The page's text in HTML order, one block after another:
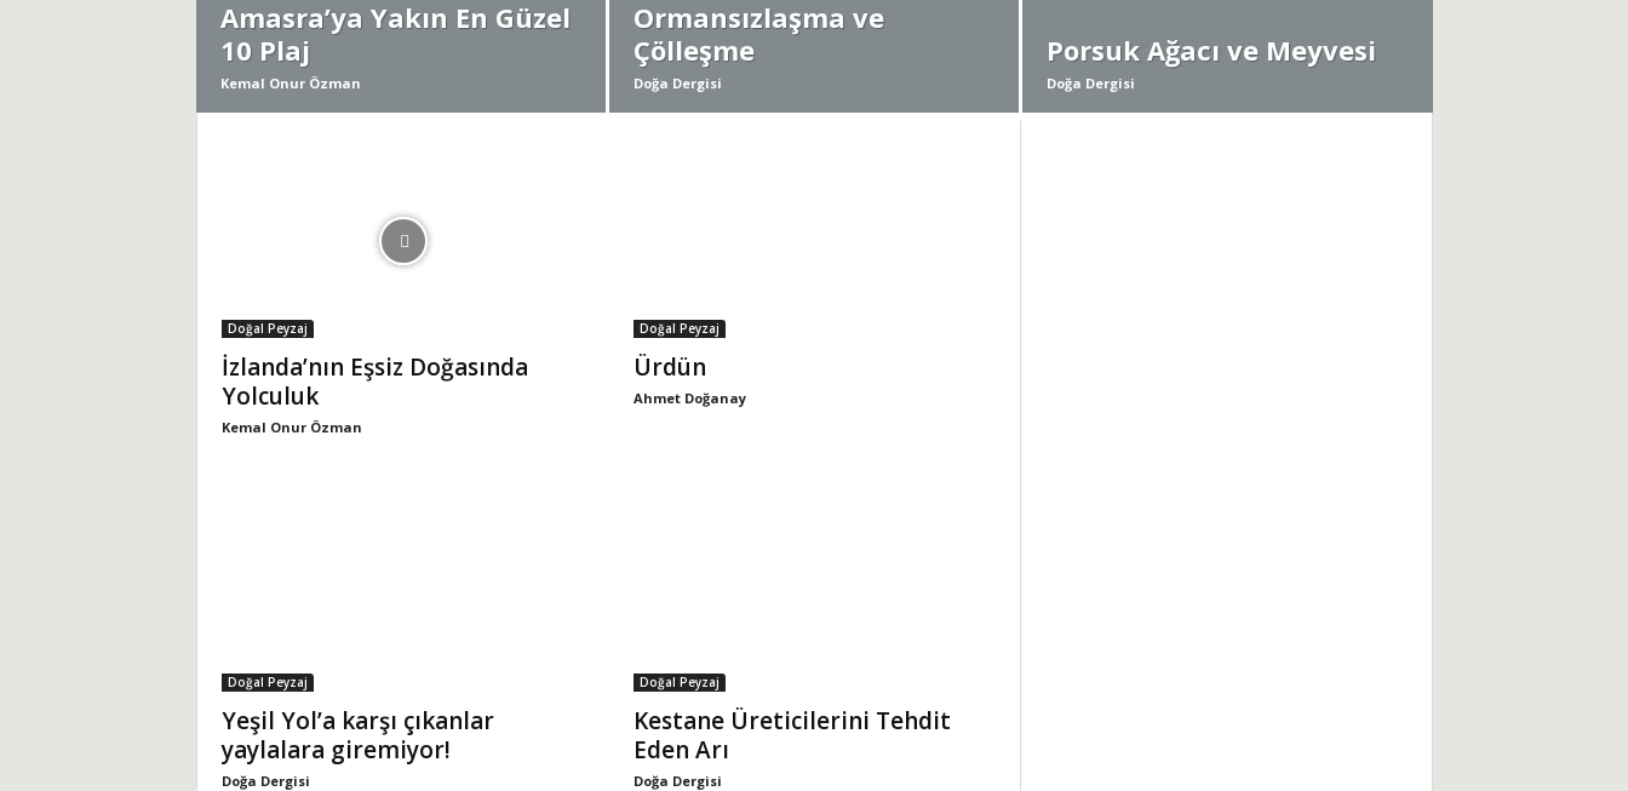
Amasra’ya Yakın En Güzel
10 Plaj
Kemal Onur Özman
Ormansızlaşma ve
Çölleşme
Doğa Dergisi
Porsuk Ağacı ve Meyvesi
Doğa Dergisi
Doğal Peyzaj
İzlanda’nın Eşsiz Doğasında
Yolculuk
Kemal Onur Özman
Doğal Peyzaj
Ürdün
Ahmet Doğanay
Doğal Peyzaj
Yeşil Yol’a karşı çıkanlar
yaylalara giremiyor!
Doğa Dergisi
Doğal Peyzaj
Kestane Üreticilerini Tehdit
Eden Arı
Doğa Dergisi